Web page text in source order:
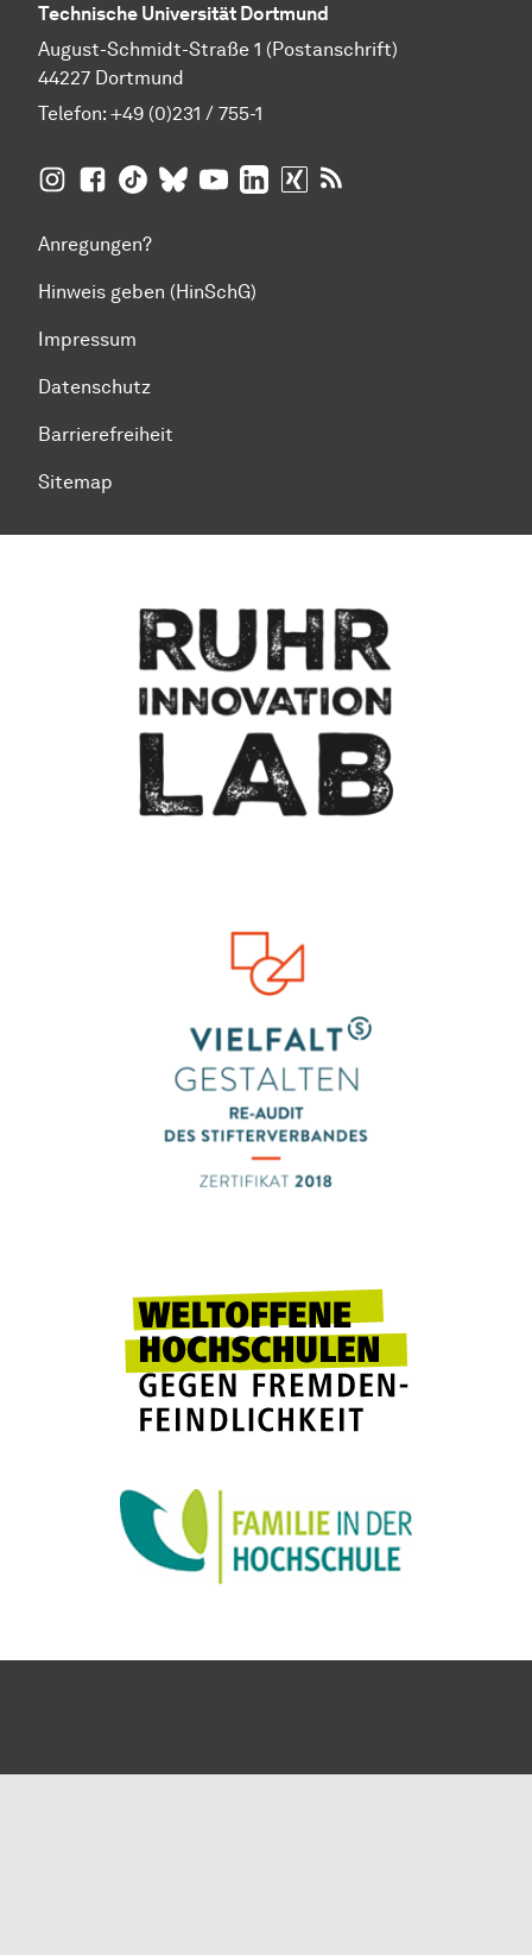
Technische Universität Dortmund
August-Schmidt-Straße 1 (Postanschrift)
44227 Dortmund
Telefon: +49 (0)231 / 755-1
TU Dortmund aufInsta­gram
TU Dortmund auf Facebook
TU Dortmund auf TikTok
TU Dortmund auf BlueSky
TU Dortmund auf YouTube
TU Dortmund auf LinkedIn
TU Dortmund auf XING
Anregungen?
Hinweis geben (HinSchG)
Impressum
Datenschutz
Barrierefreiheit
Sitemap